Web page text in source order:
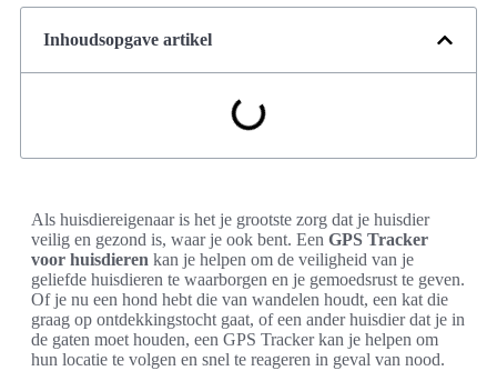
Inhoudsopgave artikel
Als huisdiereigenaar is het je grootste zorg dat je huisdier
veilig en gezond is, waar je ook bent. Een GPS Tracker
voor huisdieren kan je helpen om de veiligheid van je
geliefde huisdieren te waarborgen en je gemoedsrust te geven.
Of je nu een hond hebt die van wandelen houdt, een kat die
graag op ontdekkingstocht gaat, of een ander huisdier dat je in
de gaten moet houden, een GPS Tracker kan je helpen om
hun locatie te volgen en snel te reageren in geval van nood.